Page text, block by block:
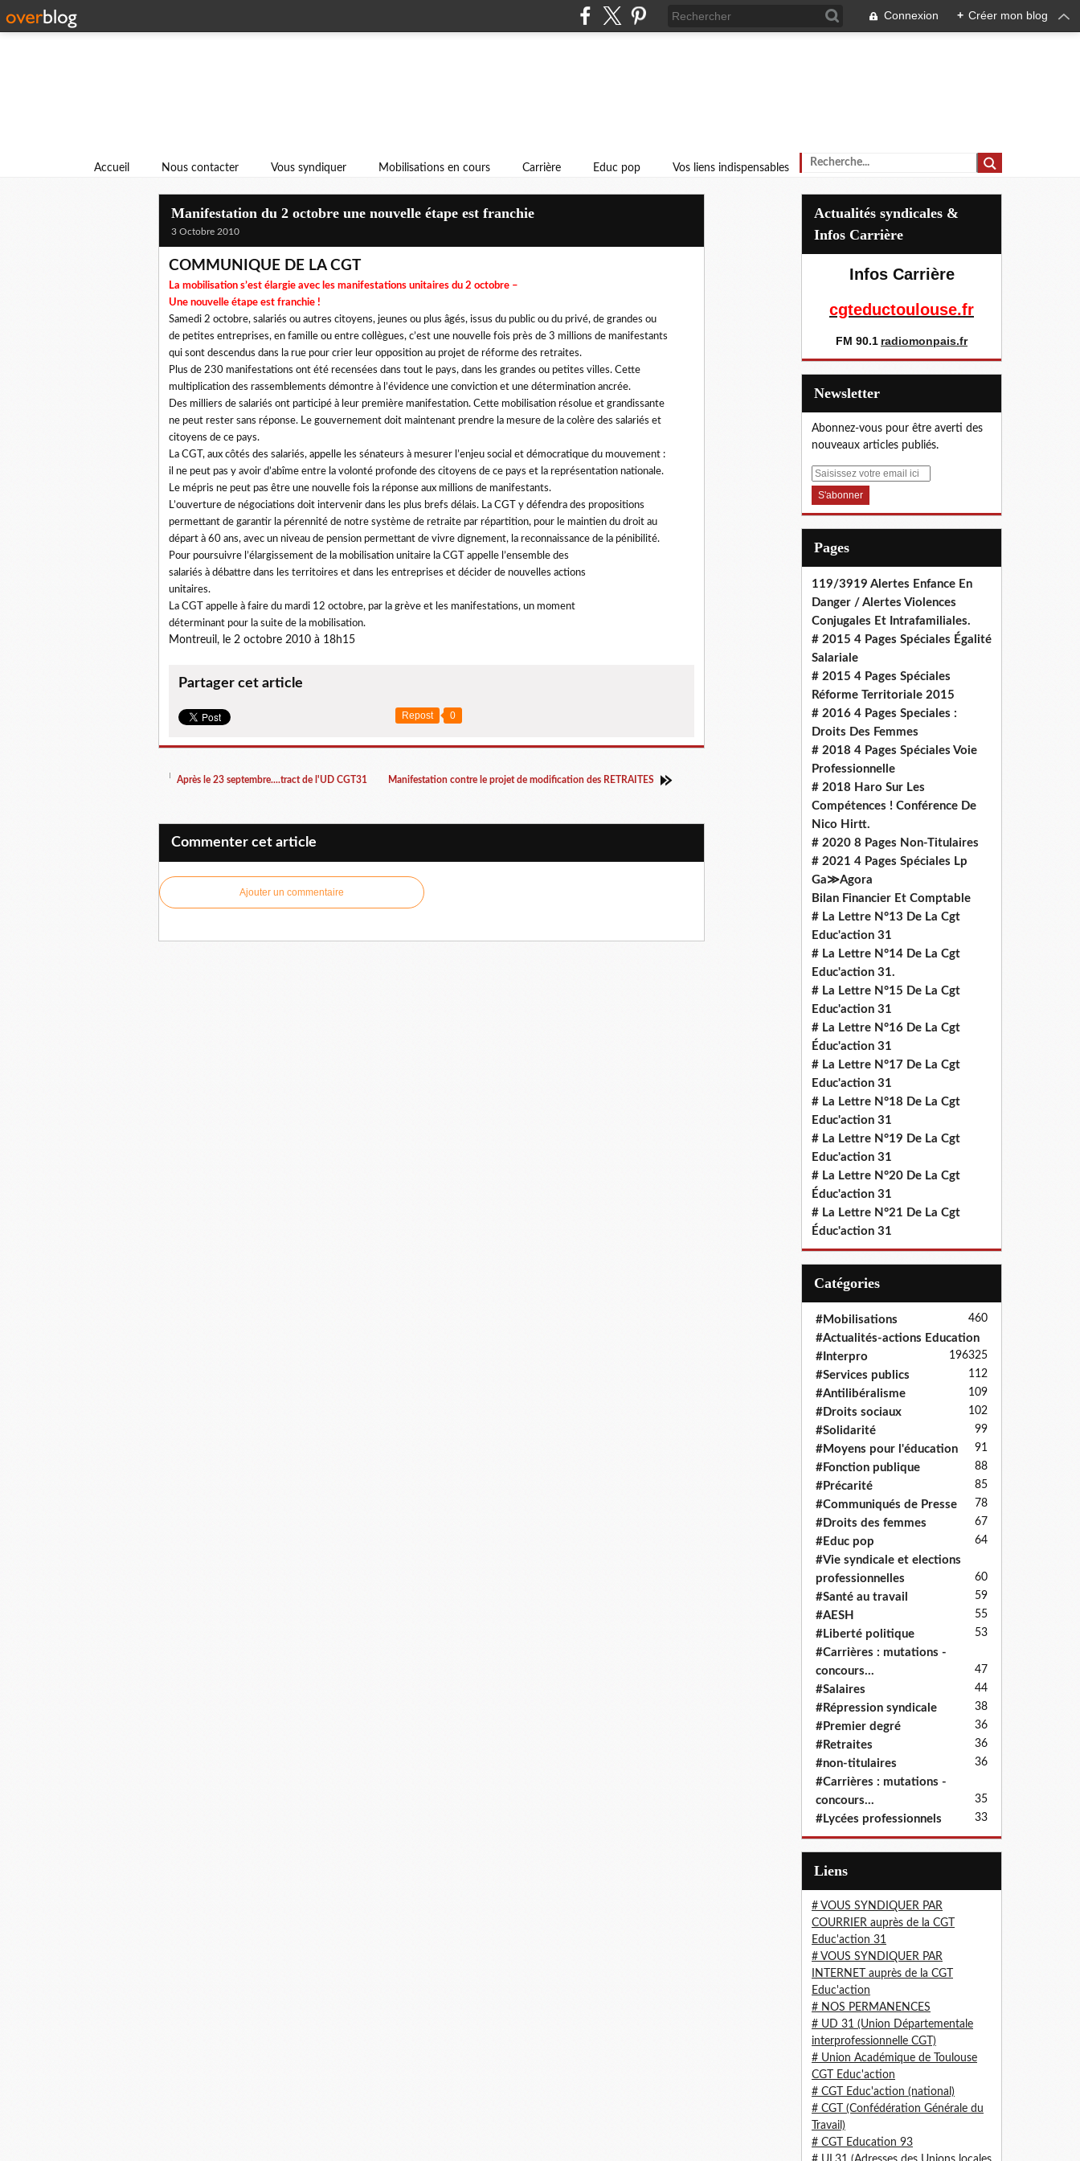
Connexion + Créer mon blog
Accueil Nous contacter Vous syndiquer Mobilisations en cours Carrière Educ pop Vos liens indispensables
Manifestation du 2 octobre une nouvelle étape est franchie
3 Octobre 2010
COMMUNIQUE DE LA CGT
La mobilisation s’est élargie avec les manifestations unitaires du 2 octobre –
Une nouvelle étape est franchie !
Samedi 2 octobre, salariés ou autres citoyens, jeunes ou plus âgés, issus du public ou du privé, de grandes ou
de petites entreprises, en famille ou entre collègues, c’est une nouvelle fois près de 3 millions de manifestants
qui sont descendus dans la rue pour crier leur opposition au projet de réforme des retraites.
Plus de 230 manifestations ont été recensées dans tout le pays, dans les grandes ou petites villes. Cette
multiplication des rassemblements démontre à l’évidence une conviction et une détermination ancrée.
Des milliers de salariés ont participé à leur première manifestation. Cette mobilisation résolue et grandissante
ne peut rester sans réponse. Le gouvernement doit maintenant prendre la mesure de la colère des salariés et
citoyens de ce pays.
La CGT, aux côtés des salariés, appelle les sénateurs à mesurer l’enjeu social et démocratique du mouvement :
il ne peut pas y avoir d’abîme entre la volonté profonde des citoyens de ce pays et la représentation nationale.
Le mépris ne peut pas être une nouvelle fois la réponse aux millions de manifestants.
L’ouverture de négociations doit intervenir dans les plus brefs délais. La CGT y défendra des propositions
permettant de garantir la pérennité de notre système de retraite par répartition, pour le maintien du droit au
départ à 60 ans, avec un niveau de pension permettant de vivre dignement, la reconnaissance de la pénibilité.
Pour poursuivre l’élargissement de la mobilisation unitaire la CGT appelle l’ensemble des
salariés à débattre dans les territoires et dans les entreprises et décider de nouvelles actions
unitaires.
La CGT appelle à faire du mardi 12 octobre, par la grève et les manifestations, un moment
déterminant pour la suite de la mobilisation.
Montreuil, le 2 octobre 2010 à 18h15
Partager cet article
Repost 0
Après le 23 septembre....tract de l'UD CGT31 Manifestation contre le projet de modification des RETRAITES
Commenter cet article
Ajouter un commentaire
Actualités syndicales &
Infos Carrière
Infos Carrière
cgteductoulouse.fr
FM 90.1 radiomonpais.fr
Newsletter
Abonnez-vous pour être averti des
nouveaux articles publiés.
E
a
Pages
119/3919 Alertes Enfance En
Danger / Alertes Violences
Conjugales Et Intrafamiliales.
# 2015 4 Pages Spéciales Égalité
Salariale
# 2015 4 Pages Spéciales
Réforme Territoriale 2015
# 2016 4 Pages Speciales :
Droits Des Femmes
# 2018 4 Pages Spéciales Voie
Professionnelle
# 2018 Haro Sur Les
Compétences ! Conférence De
Nico Hirtt.
# 2020 8 Pages Non-Titulaires
# 2021 4 Pages Spéciales Lp
Ga≫Agora
Bilan Financier Et Comptable
# La Lettre N°13 De La Cgt
Educ'action 31
# La Lettre N°14 De La Cgt
Educ'action 31.
# La Lettre N°15 De La Cgt
Educ'action 31
# La Lettre N°16 De La Cgt
Éduc'action 31
# La Lettre N°17 De La Cgt
Educ'action 31
# La Lettre N°18 De La Cgt
Educ'action 31
# La Lettre N°19 De La Cgt
Educ'action 31
# La Lettre N°20 De La Cgt
Éduc'action 31
# La Lettre N°21 De La Cgt
Éduc'action 31
Catégories
#Mobilisations 460
#Actualités-actions Education
325
#Interpro 196
#Services publics 112
#Antilibéralisme 109
#Droits sociaux 102
#Solidarité 99
#Moyens pour l'éducation 91
#Fonction publique 88
#Précarité 85
#Communiqués de Presse 78
#Droits des femmes 67
#Educ pop 64
#Vie syndicale et elections
professionnelles
60
#Santé au travail 59
#AESH 55
#Liberté politique 53
#Carrières : mutations -
concours...
47
#Salaires 44
#Répression syndicale 38
#Premier degré 36
#Retraites 36
#non-titulaires 36
#Carrières : mutations -
concours...
35
#Lycées professionnels 33
Liens
# VOUS SYNDIQUER PAR
COURRIER auprès de la CGT
Educ'action 31
# VOUS SYNDIQUER PAR
INTERNET auprès de la CGT
Educ'action
# NOS PERMANENCES
# UD 31 (Union Départementale
interprofessionnelle CGT)
# Union Académique de Toulouse
CGT Educ'action
# CGT Educ'action (national)
# CGT (Confédération Générale du
Travail)
# CGT Education 93